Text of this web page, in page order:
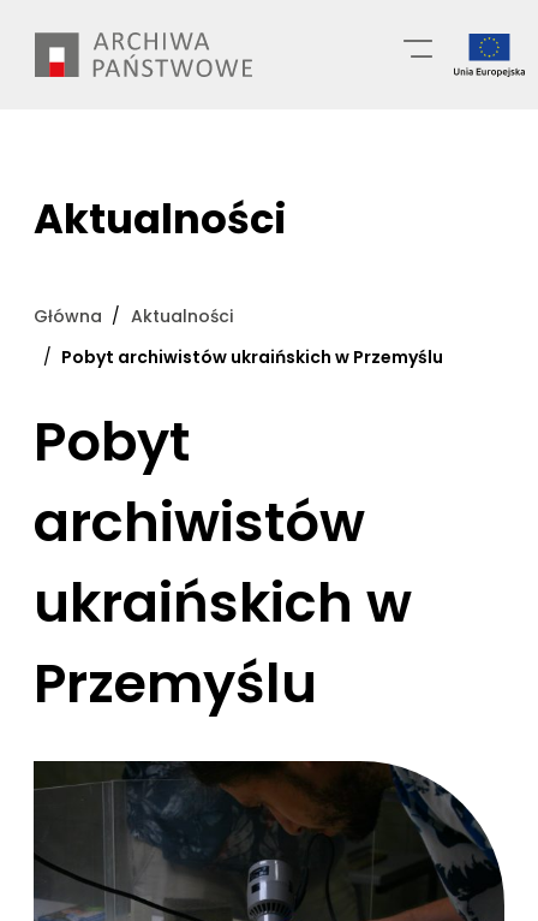
treści
Aktualności
Główna
Aktualności
Pobyt archiwistów ukraińskich w Przemyślu
Pobyt
archiwistów
ukraińskich w
Przemyślu